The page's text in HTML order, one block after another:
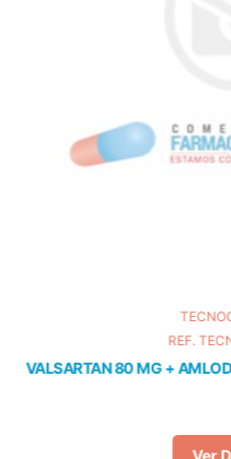
5 MG CAJA X 30 TAB MK